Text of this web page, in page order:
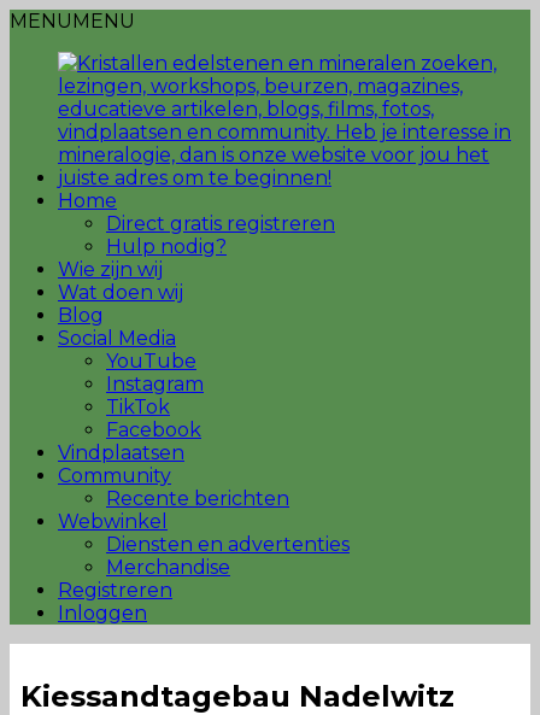
MENUMENU
Home
Direct gratis registreren
Hulp nodig?
Wie zijn wij
Wat doen wij
Blog
Social Media
YouTube
Instagram
TikTok
Facebook
Vindplaatsen
Community
Recente berichten
Webwinkel
Diensten en advertenties
Merchandise
Registreren
Inloggen
Kiessandtagebau Nadelwitz